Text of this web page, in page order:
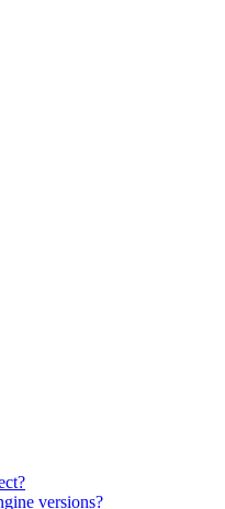
versions?